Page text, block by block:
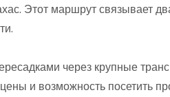
Этот маршрут связывает
через крупные
и возможность посетить